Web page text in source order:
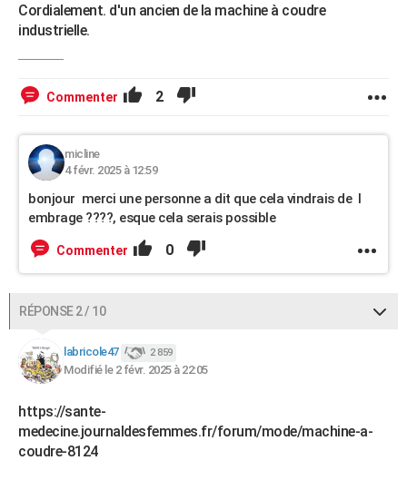
Cordialement. d'un ancien de la machine à coudre
industrielle.
Commenter 2
micline
4 févr. 2025 à 12:59
bonjour merci une personne a dit que cela vindrais de l
embrage ????, esque cela serais possible
Commenter 0
RÉPONSE 2 / 10
labricole47 2 859
Modifié le 2 févr. 2025 à 22:05
https://sante-
medecine.journaldesfemmes.fr/forum/mode/machine-a-
coudre-8124